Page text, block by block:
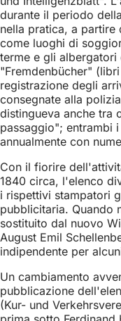
durante il periodo
nella pratica, a partire
come luoghi di
terme e gli
"Fremdenbücher"
registrazione degli
consegnate alla
distingueva anche tra
passaggio"; entrambi
annualmente con
Con il fiorire
1840 circa, l'elenco
i rispettivi stampatori
pubblicitaria. Quando
sostituito dal nuovo
August Emil
indipendente per
Un cambiamento
pubblicazione
(Kur- und